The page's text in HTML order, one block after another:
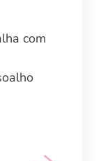
com
com